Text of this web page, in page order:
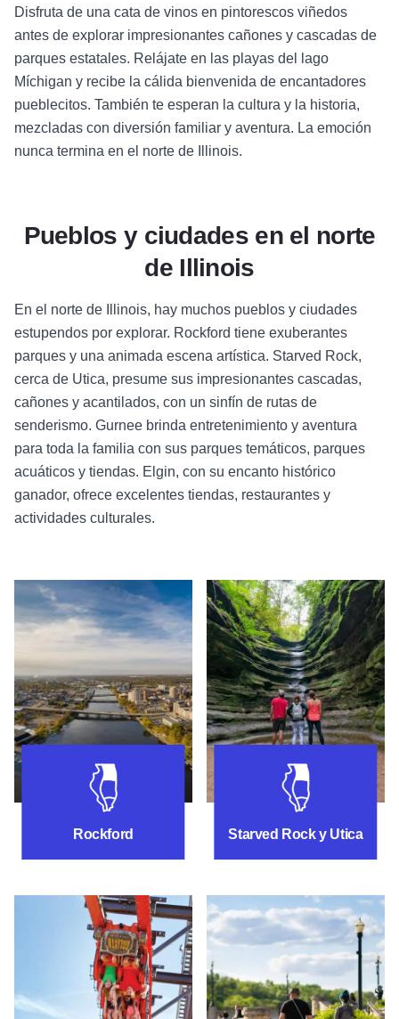
Disfruta de una cata de vinos en pintorescos viñedos
antes de explorar impresionantes cañones y cascadas de
parques estatales. Relájate en las playas del lago
Míchigan y recibe la cálida bienvenida de encantadores
pueblecitos. También te esperan la cultura y la historia,
mezcladas con diversión familiar y aventura. La emoción
nunca termina en el norte de Illinois.
Pueblos y ciudades en el norte
de Illinois
En el norte de Illinois, hay muchos pueblos y ciudades
estupendos por explorar. Rockford tiene exuberantes
parques y una animada escena artística. Starved Rock,
cerca de Utica, presume sus impresionantes cascadas,
cañones y acantilados, con un sinfín de rutas de
senderismo. Gurnee brinda entretenimiento y aventura
para toda la familia con sus parques temáticos, parques
acuáticos y tiendas. Elgin, con su encanto histórico
ganador, ofrece excelentes tiendas, restaurantes y
actividades culturales.
Rockford
Actividades en Rockford
Starved Rock y Utica
Actividades